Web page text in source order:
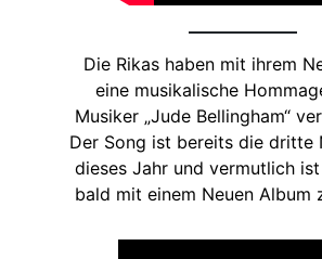
Die Rikas haben mit ihrem
eine musikalische
Musiker „Jude Bellingham“
Der Song ist bereits die dritte
dieses Jahr und vermutlich
bald mit einem Neuen Album